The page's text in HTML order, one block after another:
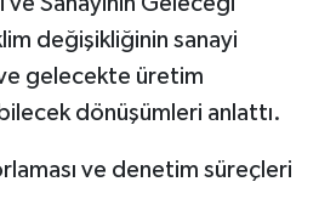
değişikliğinin sanayi
gelecekte üretim
dönüşümleri anlattı.
ve denetim süreçleri